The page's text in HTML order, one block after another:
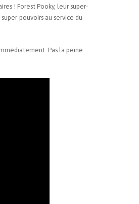
! Forest Pooky, leur super-
pouvoirs au service du
Pas la peine